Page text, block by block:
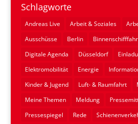
Schlagworte
Andreas Live Arbeit & Soziales
Ausschüsse
Berlin
Digitale Agenda
Düsseldorf
Elektromobilität
Energie
Kinder & Jugend
Luft- & Raumfahrt
Meine Themen
Meldung
Pressespiegel
Rede